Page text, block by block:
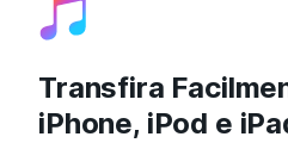
Transfira
iPhone, iPod e